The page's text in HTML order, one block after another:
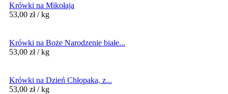
Krówki na Mikołaja
53,00 zł / kg
Krówki na Boże Narodzenie białe...
53,00 zł / kg
Krówki na Dzień Chłopaka, z...
53,00 zł / kg